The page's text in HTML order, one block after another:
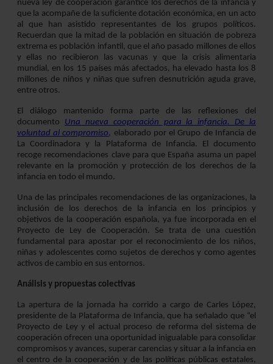
nueva ley de cooperación garantice los derechos de la infancia y
que la acompañe de la suficiente dotación económica, en un acto
al que han asistido representantes de los grupos políticos.
Recuerdan que la mitad de la población en situación de pobreza
extrema es población infantil, que el año pasado millones de ellos
y ellas no recibieron las vacunas y que la crisis alimentaria
mundial, en los 15 países más afectados, ha elevado hasta los 8
millones de niños y niñas que sufren desnutrición aguda grave,
entre otros.
El diálogo mantenido forma parte de las reflexiones del
documento Una nueva cooperación para la infancia. De la
voluntad al compromiso, elaborado por el Grupo de Infancia de
La Coordinadora y la Plataforma de Infancia. El documento
recoge recomendaciones clave para que España asuma un papel
relevante en la promoción y protección de los derechos de la
infancia en todo el mundo.
Una de las principales recomendaciones de las organizaciones, la
inclusión de los derechos de la infancia en los principios y
objetivos de la cooperación española, ya fue incorporada en el
Proyecto de Ley de Cooperación. Se trata de una cuestión
fundamental para apostar por el reconocimiento de los niños,
niñas y adolescentes como sujetos de derechos y como agentes
activos de cambio en sus entornos.
Análisis y propuestas colectivas
La apertura de la jornada ha corrido a cargo de Carles López,
presidente de la Plataforma de Infancia, que ha señalado que “el
Proyecto de Ley y el actual proceso de reforma del sistema de
cooperación ofrecen una oportunidad inigualable para consolidar
compromisos y avances, superar carencias y situar a la infancia en
el centro de la cooperación y de las políticas públicas estatales,